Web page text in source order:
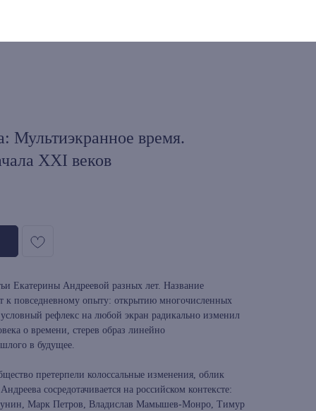
Мультиэкранное время.
XXI веков
Екатерины Андреевой разных лет. Название
к повседневному опыту: открытию многочисленных
рефлекс на любой экран радикально изменил
о времени, стерев образ линейно
в будущее.
претерпели колоссальные изменения, облик
сосредотачивается на российском контексте:
Марк Петров, Владислав Мамышев-Монро, Тимур